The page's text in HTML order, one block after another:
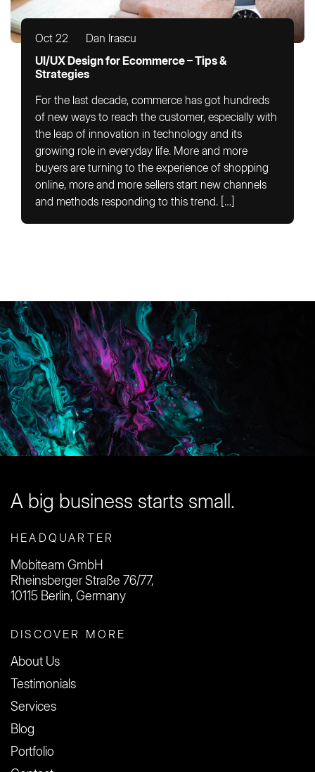
Oct 22
Dan Irascu
UI/UX Design for Ecommerce – Tips &
Strategies
For the last decade, commerce has got hundreds
of new ways to reach the customer, especially with
the leap of innovation in technology and its
growing role in everyday life. More and more
buyers are turning to the experience of shopping
online, more and more sellers start new channels
and methods responding to this trend. […]
You are in good company here
Start with afree quote
A big business starts small.
HEADQUARTER
Mobiteam GmbH
Rheinsberger Straße 76/77,
10115 Berlin, Germany
DISCOVER MORE
About Us
Testimonials
Services
Blog
Portfolio